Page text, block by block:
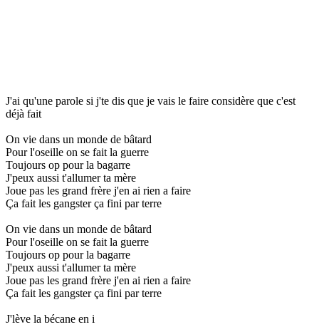
J'ai qu'une parole si j'te dis que je vais le faire considère que c'est
déjà fait
On vie dans un monde de bâtard
Pour l'oseille on se fait la guerre
Toujours op pour la bagarre
J'peux aussi t'allumer ta mère
Joue pas les grand frère j'en ai rien a faire
Ça fait les gangster ça fini par terre
On vie dans un monde de bâtard
Pour l'oseille on se fait la guerre
Toujours op pour la bagarre
J'peux aussi t'allumer ta mère
Joue pas les grand frère j'en ai rien a faire
Ça fait les gangster ça fini par terre
J'lève la bécane en i